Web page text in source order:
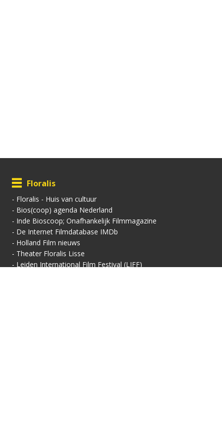
Floralis
- Floralis - Huis van cultuur
- Bios(coop) agenda Nederland
- Inde Bioscoop; Onafhankelijk Filmmagazine
- De Internet Filmdatabase IMDb
- Holland Film nieuws
- Theater Floralis Lisse
- Leiden International Film Festival (LIFF)